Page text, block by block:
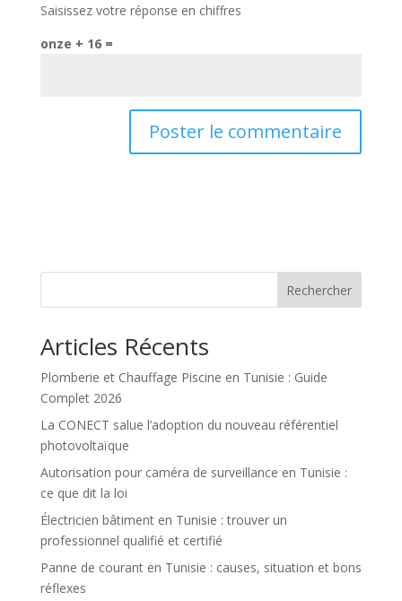
Saisissez votre réponse en chiffres
onze + 16 =
Rechercher
Articles Récents
Plomberie et Chauffage Piscine en Tunisie : Guide
Complet 2026
La CONECT salue l’adoption du nouveau référentiel
photovoltaïque
Autorisation pour caméra de surveillance en Tunisie :
ce que dit la loi
Électricien bâtiment en Tunisie : trouver un
professionnel qualifié et certifié
Panne de courant en Tunisie : causes, situation et bons
réflexes